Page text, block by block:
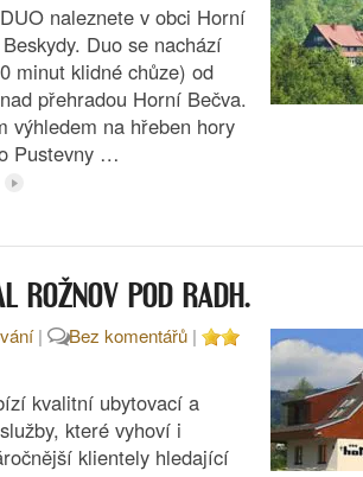
naleznete v obci Horní
Duo se nachází
minut klidné chůze) od
přehradou Horní Bečva.
výhledem na hřeben hory
Pustevny …
ROŽNOV POD RADH.
| Bez komentářů |
kvalitní ubytovací a
které vyhoví i
klientely hledající